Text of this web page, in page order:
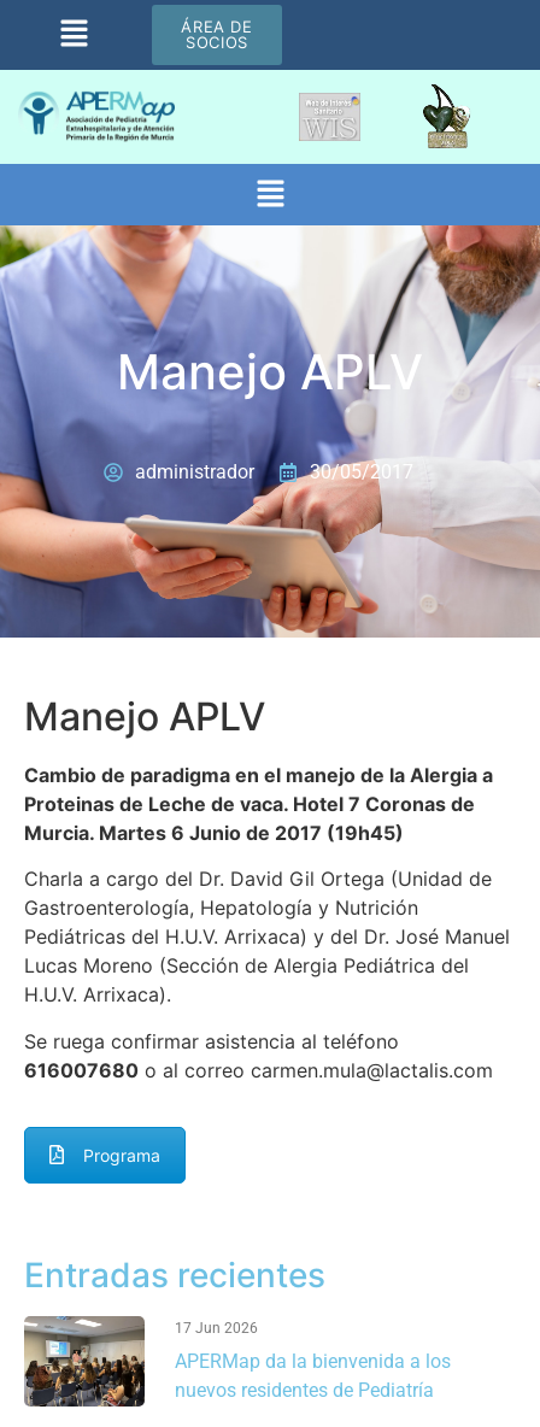
ÁREA DE
SOCIOS
Manejo APLV
administrador 30/05/2017
Manejo APLV
Cambio de paradigma en el manejo de la Alergia a
Proteinas de Leche de vaca. Hotel 7 Coronas de
Murcia. Martes 6 Junio de 2017 (19h45)
Charla a cargo del Dr. David Gil Ortega (Unidad de
Gastroenterología, Hepatología y Nutrición
Pediátricas del H.U.V. Arrixaca) y del Dr. José Manuel
Lucas Moreno (Sección de Alergia Pediátrica del
H.U.V. Arrixaca).
Se ruega confirmar asistencia al teléfono
616007680 o al correo carmen.mula@lactalis.com
Programa
Entradas recientes
17 Jun 2026
APERMap da la bienvenida a los
nuevos residentes de Pediatría